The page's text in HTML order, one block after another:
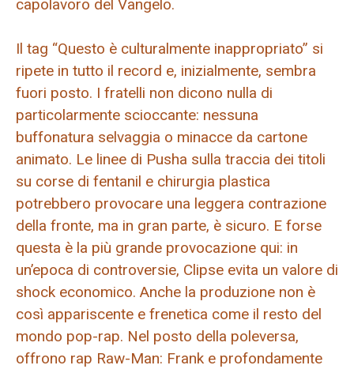
capolavoro del Vangelo.
Il tag “Questo è culturalmente inappropriato” si
ripete in tutto il record e, inizialmente, sembra
fuori posto. I fratelli non dicono nulla di
particolarmente scioccante: nessuna
buffonatura selvaggia o minacce da cartone
animato. Le linee di Pusha sulla traccia dei titoli
su corse di fentanil e chirurgia plastica
potrebbero provocare una leggera contrazione
della fronte, ma in gran parte, è sicuro. E forse
questa è la più grande provocazione qui: in
un’epoca di controversie, Clipse evita un valore di
shock economico. Anche la produzione non è
così appariscente e frenetica come il resto del
mondo pop-rap. Nel posto della poleversa,
offrono rap Raw-Man: Frank e profondamente